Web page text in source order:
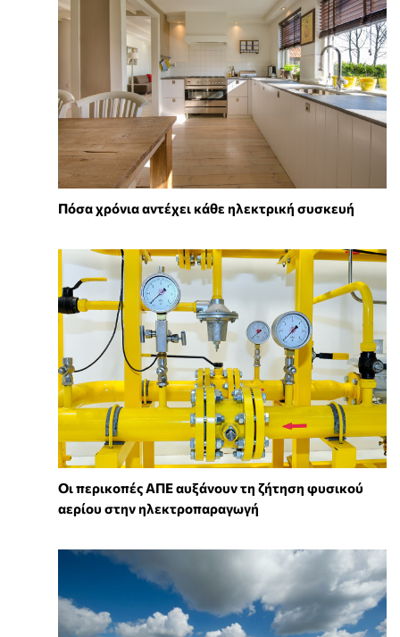
Πόσα χρόνια αντέχει κάθε ηλεκτρική συσκευή
Οι περικοπές ΑΠΕ αυξάνουν τη ζήτηση φυσικού
αερίου στην ηλεκτροπαραγωγή